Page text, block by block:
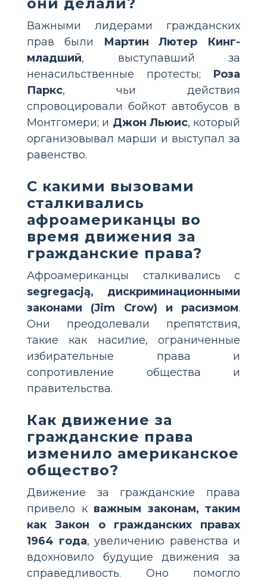
Важными лидерами гражданских
прав были
Мартин Лютер Кинг-
младший, выступавший за
ненасильственные протесты; Роза
Паркс, чьи действия
спровоцировали бойкот автобусов в
Монтгомери; и Джон Льюис, который
организовывал марши и выступал за
равенство.
С какими вызовами
сталкивались
афроамериканцы во
время движения за
гражданские права?
Афроамериканцы сталкивались с
segregacją, дискриминационными
законами (Jim Crow) и расизмом.
Они преодолевали препятствия,
такие как насилие, ограниченные
избирательные права и
сопротивление общества и
правительства.
Как движение за
гражданские права
изменило американское
общество?
Движение за гражданские права
привело к важным законам, таким
как Закон о гражданских правах
1964 года, увеличению равенства и
вдохновило будущие движения за
справедливость. Оно помогло